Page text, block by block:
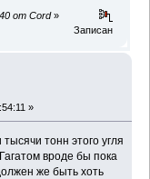
от Cord»
Записан
»
тонн этого угля
вроде бы пока
же быть хоть